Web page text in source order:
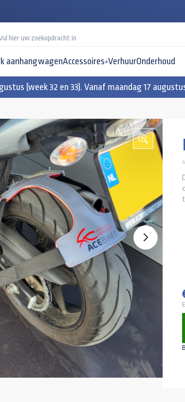
aanhangwagenAccessoires VerhuurOnderhoud
(week 32 en 33). Vanaf maandag 17